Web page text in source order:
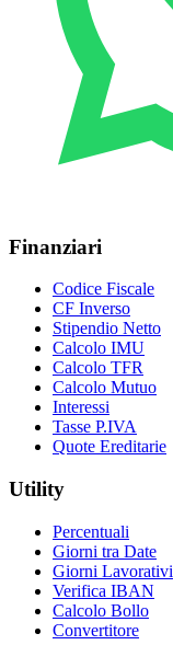
Finanziari
Codice Fiscale
CF Inverso
Stipendio Netto
Calcolo IMU
Calcolo TFR
Calcolo Mutuo
Interessi
Tasse P.IVA
Quote Ereditarie
Utility
Percentuali
Giorni tra Date
Giorni Lavorativi
Verifica IBAN
Calcolo Bollo
Convertitore